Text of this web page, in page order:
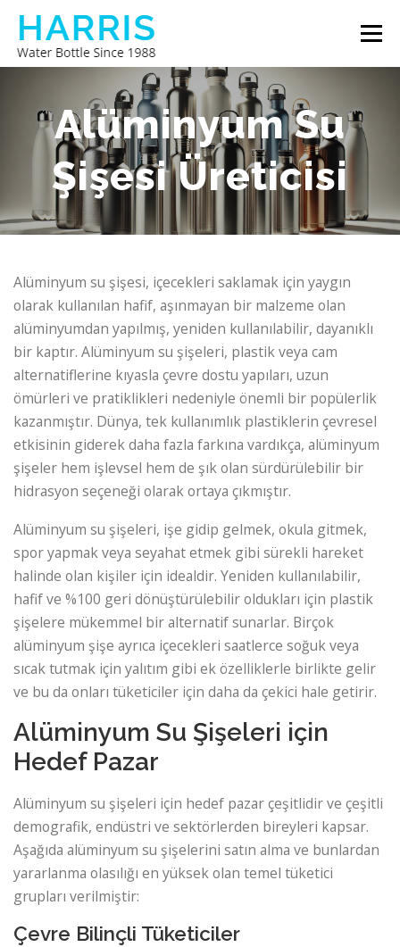
İçeriğe
Menü
HARRIS SU ŞIŞESI HAKKIMIZDA BIZE ULAŞIN
Alüminyum Su
Şişesi Üreticisi
Alüminyum su şişesi, içecekleri saklamak için yaygın
olarak kullanılan hafif, aşınmayan bir malzeme olan
alüminyumdan yapılmış, yeniden kullanılabilir, dayanıklı
bir kaptır. Alüminyum su şişeleri, plastik veya cam
alternatiflerine kıyasla çevre dostu yapıları, uzun
ömürleri ve pratiklikleri nedeniyle önemli bir popülerlik
kazanmıştır. Dünya, tek kullanımlık plastiklerin çevresel
etkisinin giderek daha fazla farkına vardıkça, alüminyum
şişeler hem işlevsel hem de şık olan sürdürülebilir bir
hidrasyon seçeneği olarak ortaya çıkmıştır.
Alüminyum su şişeleri, işe gidip gelmek, okula gitmek,
spor yapmak veya seyahat etmek gibi sürekli hareket
halinde olan kişiler için idealdir. Yeniden kullanılabilir,
hafif ve %100 geri dönüştürülebilir oldukları için plastik
şişelere mükemmel bir alternatif sunarlar. Birçok
alüminyum şişe ayrıca içecekleri saatlerce soğuk veya
sıcak tutmak için yalıtım gibi ek özelliklerle birlikte gelir
ve bu da onları tüketiciler için daha da çekici hale getirir.
Alüminyum Su Şişeleri için
Hedef Pazar
Alüminyum su şişeleri için hedef pazar çeşitlidir ve çeşitli
demografik, endüstri ve sektörlerden bireyleri kapsar.
Aşağıda alüminyum su şişelerini satın alma ve bunlardan
yararlanma olasılığı en yüksek olan temel tüketici
grupları verilmiştir:
Çevre Bilinçli Tüketiciler